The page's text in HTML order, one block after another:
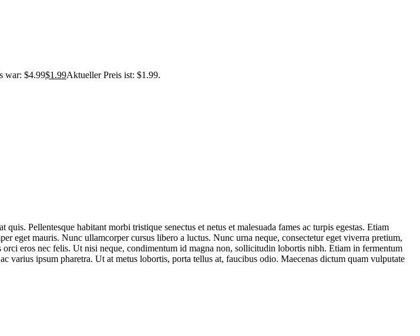
war: $4.99$1.99Aktueller Preis ist: $1.99.
Pellentesque habitant morbi tristique senectus et netus et malesuada fames ac turpis egestas. Etiam
eget mauris. Nunc ullamcorper cursus libero a luctus. Nunc urna neque, consectetur eget viverra pretium,
eros nec felis. Ut nisi neque, condimentum id magna non, sollicitudin lobortis nibh. Etiam in fermentum
varius ipsum pharetra. Ut at metus lobortis, porta tellus at, faucibus odio. Maecenas dictum quam vulputate